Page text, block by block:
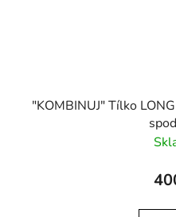
"KOMBINUJ" Tílko